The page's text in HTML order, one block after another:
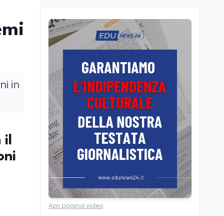
in
il
Scuola 6 ago
Posizioni economiche
ATA: la matematica
4.150 euro
Cultura6 ago
Spesa culturale in
Lombardia da record,
Sud triplica
Cultura6 ago
Francesco Guccini si è
spento a Pàvana: addio
Ricerca6 ago
Un secolo di Warburg: il
Apri pagina video